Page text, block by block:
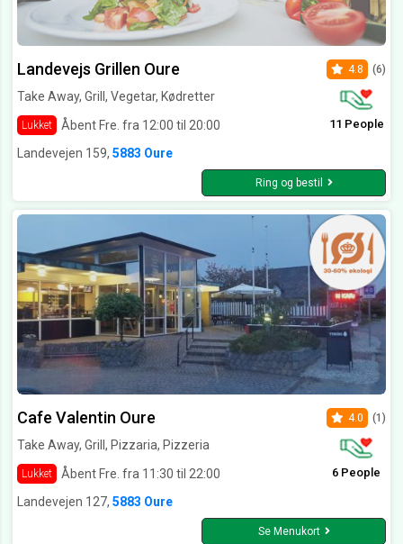
Landevejs Grillen Oure
Take Away, Grill, Vegetar, Kødretter
Lukket Åbent Fre. fra 12:00 til 20:00
4.8 (6)
11 People
Landevejen 159, 5883 Oure
Ring og bestil
Cafe Valentin Oure
Take Away, Grill, Pizzaria, Pizzeria
Lukket Åbent Fre. fra 11:30 til 22:00
4.0 (1)
6 People
Landevejen 127, 5883 Oure
Se Menukort